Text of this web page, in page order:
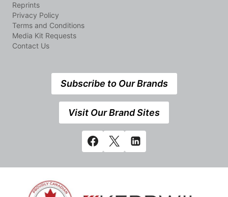
Reprints
Privacy Policy
Terms and Conditions
Media Kit Requests
Contact Us
Subscribe to Our Brands
Visit Our Brand Sites